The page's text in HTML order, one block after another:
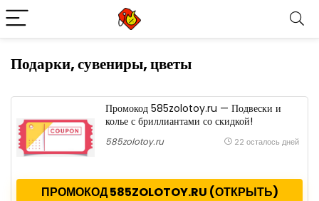
Подарки, сувениры, цветы
Промокод 585zolotoy.ru — Подвески и
колье с бриллиантами со скидкой!
585zolotoy.ru 22 осталось дней
ПРОМОКОД 585ZOLOTOY.RU (ОТКРЫТЬ)